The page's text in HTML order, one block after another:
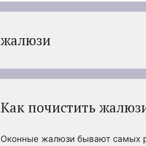
жалюзи
Как почистить
Оконные жалюзи бывают самых